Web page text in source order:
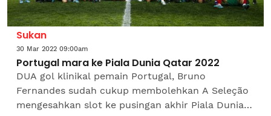
Sukan
30 Mar 2022 09:00am
Portugal mara ke Piala Dunia Qatar 2022
DUA gol klinikal pemain Portugal, Bruno
Fernandes sudah cukup membolehkan A Seleção
mengesahkan slot ke pusingan akhir Piala Dunia